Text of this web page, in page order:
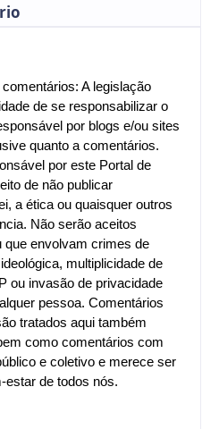
A legislação
de se responsabilizar o
por blogs e/ou sites
quanto a comentários.
por este Portal de
de não publicar
a ética ou quaisquer outros
Não serão aceitos
que envolvam crimes de
multiplicidade de
ou invasão de privacidade
pessoa. Comentários
tratados aqui também
como comentários com
e coletivo e merece ser
estar de todos nós.